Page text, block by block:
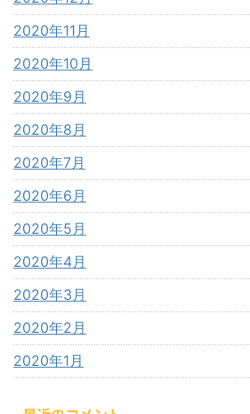
2020年11月
2020年10月
2020年9月
2020年8月
2020年7月
2020年6月
2020年5月
2020年4月
2020年3月
2020年2月
2020年1月